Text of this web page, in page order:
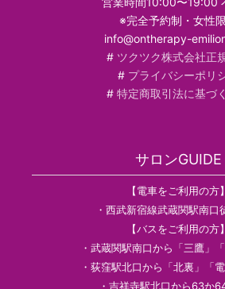
※完全予約制・女性
info@ontherapy-
# ツクツク株式会社正
# プライバシーポリ
# 特定商取引法に基づ
サロンGUIDE
【電車をご利用の方】
・西武新宿線武蔵関駅南口
【バスをご利用の方】
・武蔵関駅南口から「三鷹」
・荻窪駅北口から「北裏」「
・吉祥寺駅北口から63か